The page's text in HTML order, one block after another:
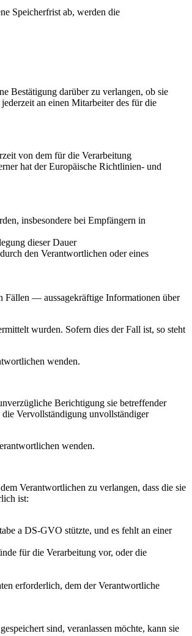
Speicherfrist ab, werden die
Bestätigung darüber zu verlangen, ob sie
an einen Mitarbeiter des für die
von dem für die Verarbeitung
hat der Europäische Richtlinien- und
insbesondere bei Empfängern in
dieser Dauer
den Verantwortlichen oder eines
Fällen — aussagekräftige Informationen über
wurden. Sofern dies der Fall ist, so steht
wenden.
Berichtigung sie betreffender
Vervollständigung unvollständiger
wenden.
Verantwortlichen zu verlangen, dass die sie
ist:
a DS-GVO stützte, und es fehlt an einer
für die Verarbeitung vor, oder die
erforderlich, dem der Verantwortliche
sind, veranlassen möchte, kann sie